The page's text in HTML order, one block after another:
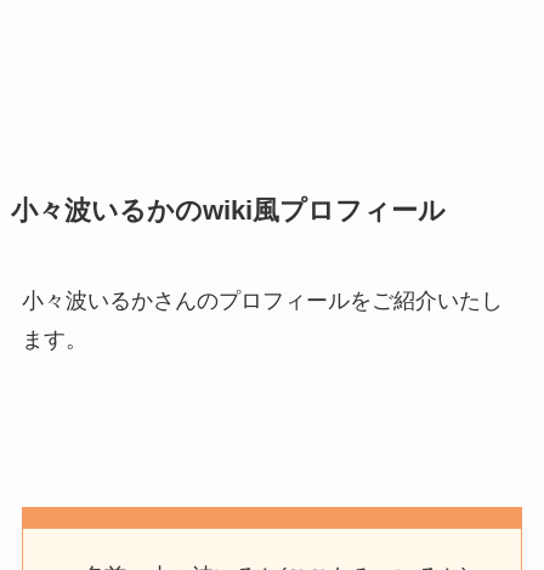
小々波いるかのwiki風プロフィール
小々波いるかさんのプロフィールをご紹介いたし
ます。